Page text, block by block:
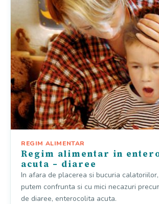
REGIM ALIMENTAR
Regim alimentar in
acuta – diaree
In afara de placerea si bucuria
putem confrunta si cu mici necazuri
de diaree, enterocolita acuta.